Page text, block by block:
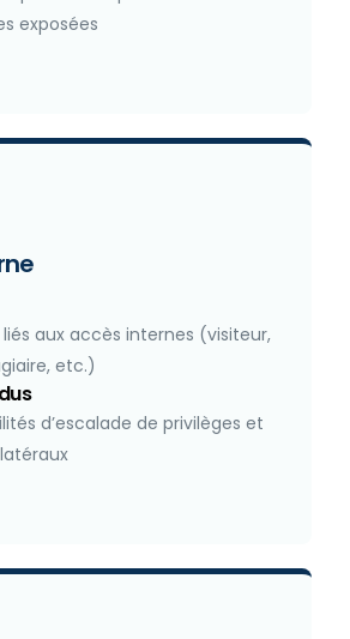
exposées
aux accès internes (visiteur,
etc.)
d’escalade de privilèges et